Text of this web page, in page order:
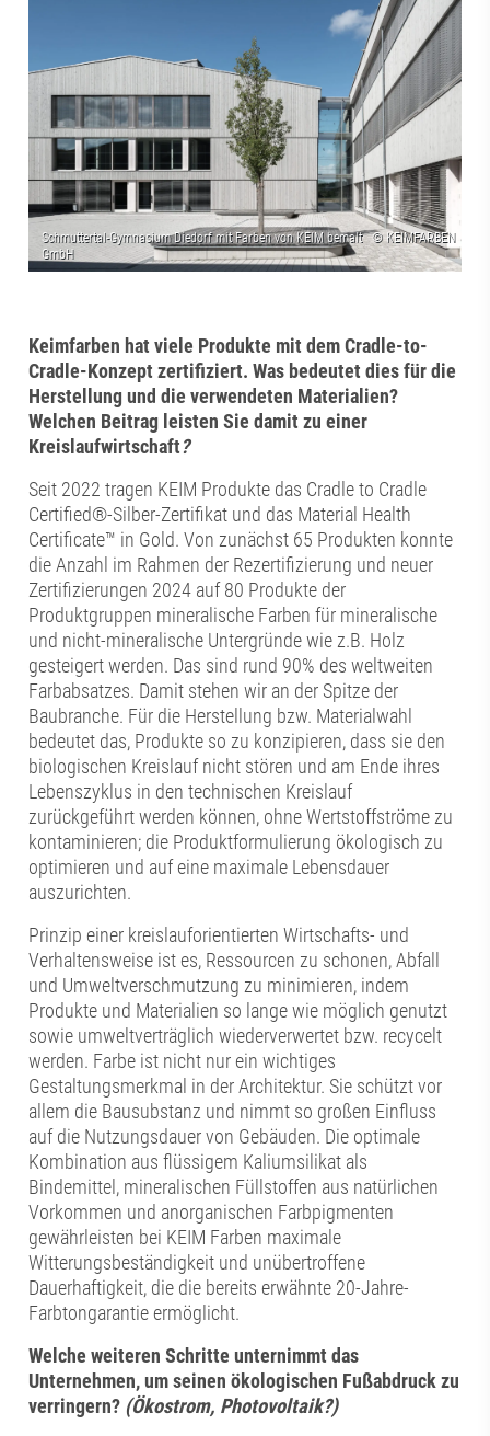
Keimfarben hat viele Produkte mit dem Cradle-to-
Cradle-Konzept zertifiziert. Was bedeutet dies für die
Herstellung und die verwendeten Materialien?
Welchen Beitrag leisten Sie damit zu einer
Kreislaufwirtschaft?
Seit 2022 tragen KEIM Produkte das Cradle to Cradle
Certified®-Silber-Zertifikat und das Material Health
Certificate™ in Gold. Von zunächst 65 Produkten konnte
die Anzahl im Rahmen der Rezertifizierung und neuer
Zertifizierungen 2024 auf 80 Produkte der
Produktgruppen mineralische Farben für mineralische
und nicht-mineralische Untergründe wie z.B. Holz
gesteigert werden. Das sind rund 90% des weltweiten
Farbabsatzes. Damit stehen wir an der Spitze der
Baubranche. Für die Herstellung bzw. Materialwahl
bedeutet das, Produkte so zu konzipieren, dass sie den
biologischen Kreislauf nicht stören und am Ende ihres
Lebenszyklus in den technischen Kreislauf
zurückgeführt werden können, ohne Wertstoffströme zu
kontaminieren; die Produktformulierung ökologisch zu
optimieren und auf eine maximale Lebensdauer
auszurichten.
Prinzip einer kreislauforientierten Wirtschafts- und
Verhaltensweise ist es, Ressourcen zu schonen, Abfall
und Umweltverschmutzung zu minimieren, indem
Produkte und Materialien so lange wie möglich genutzt
sowie umweltverträglich wiederverwertet bzw. recycelt
werden. Farbe ist nicht nur ein wichtiges
Gestaltungsmerkmal in der Architektur. Sie schützt vor
allem die Bausubstanz und nimmt so großen Einfluss
auf die Nutzungsdauer von Gebäuden. Die optimale
Kombination aus flüssigem Kaliumsilikat als
Bindemittel, mineralischen Füllstoffen aus natürlichen
Vorkommen und anorganischen Farbpigmenten
gewährleisten bei KEIM Farben maximale
Witterungsbeständigkeit und unübertroffene
Dauerhaftigkeit, die die bereits erwähnte 20-Jahre-
Farbtongarantie ermöglicht.
Welche weiteren Schritte unternimmt das
Unternehmen, um seinen ökologischen Fußabdruck zu
verringern? (Ökostrom, Photovoltaik?)